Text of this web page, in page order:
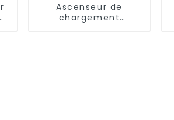
Ascenseur de
chargement